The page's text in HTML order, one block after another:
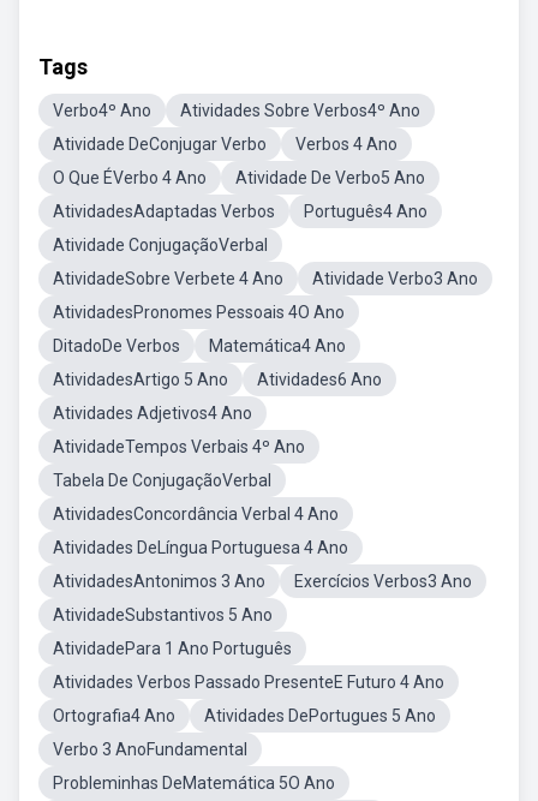
Tags
Verbo4º Ano
Atividades Sobre Verbos4º Ano
Atividade DeConjugar Verbo
Verbos 4 Ano
O Que ÉVerbo 4 Ano
Atividade De Verbo5 Ano
AtividadesAdaptadas Verbos
Português4 Ano
Atividade ConjugaçãoVerbal
AtividadeSobre Verbete 4 Ano
Atividade Verbo3 Ano
AtividadesPronomes Pessoais 4O Ano
DitadoDe Verbos
Matemática4 Ano
AtividadesArtigo 5 Ano
Atividades6 Ano
Atividades Adjetivos4 Ano
AtividadeTempos Verbais 4º Ano
Tabela De ConjugaçãoVerbal
AtividadesConcordância Verbal 4 Ano
Atividades DeLíngua Portuguesa 4 Ano
AtividadesAntonimos 3 Ano
Exercícios Verbos3 Ano
AtividadeSubstantivos 5 Ano
AtividadePara 1 Ano Português
Atividades Verbos Passado PresenteE Futuro 4 Ano
Ortografia4 Ano
Atividades DePortugues 5 Ano
Verbo 3 AnoFundamental
Probleminhas DeMatemática 5O Ano